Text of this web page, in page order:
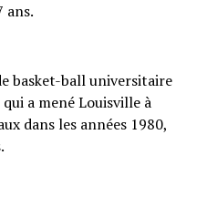
ans.
basket-ball universitaire
a mené Louisville à
dans les années 1980,